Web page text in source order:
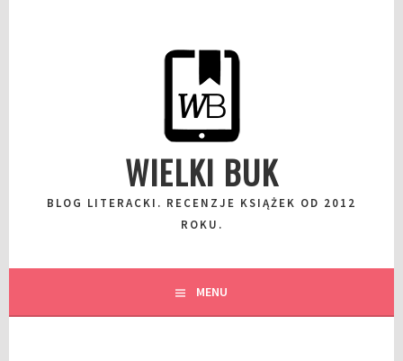
WIELKI BUK
BLOG LITERACKI. RECENZJE KSIĄŻEK OD 2012
ROKU.
MENU